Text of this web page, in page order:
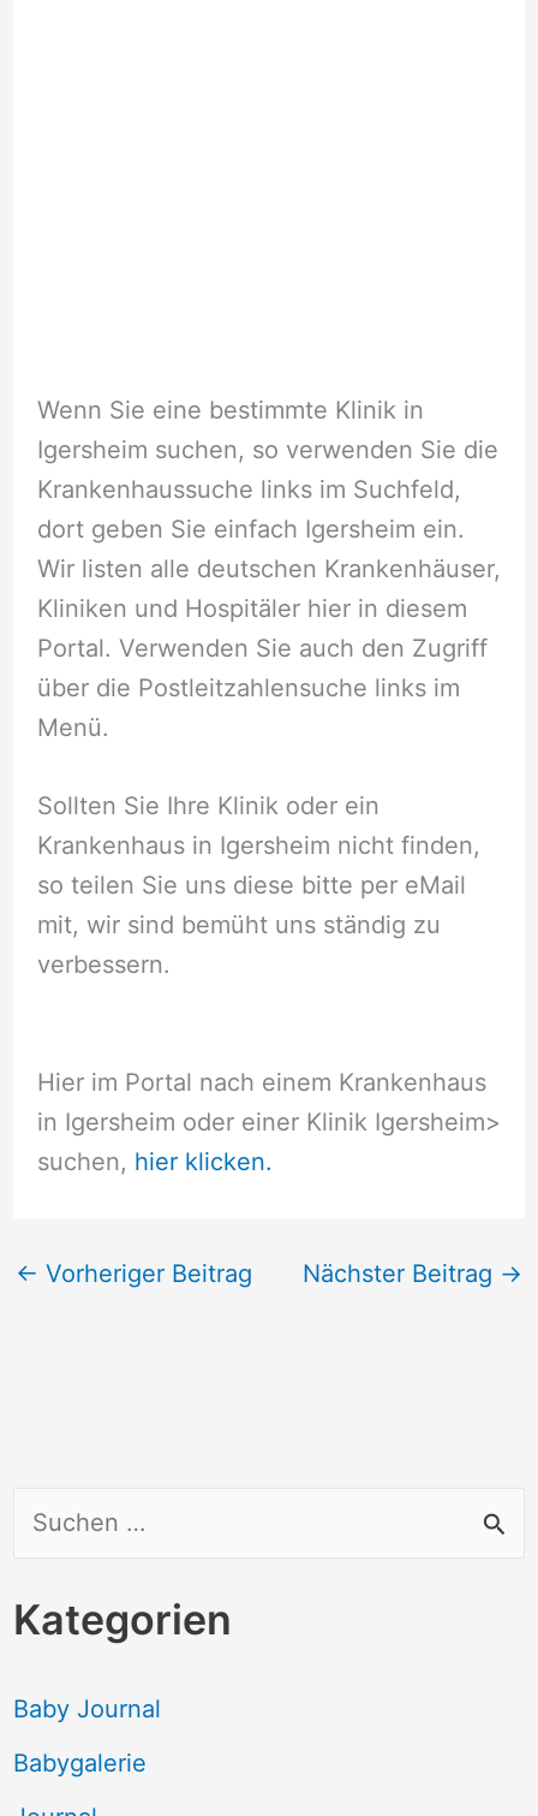
c
e
n
Kategorien
Baby Journal
Babygalerie
Wenn Sie eine bestimmte Klinik in
Igersheim suchen, so verwenden Sie die
Krankenhaussuche links im Suchfeld,
dort geben Sie einfach Igersheim ein.
Wir listen alle deutschen Krankenhäuser,
Kliniken und Hospitäler hier in diesem
Portal. Verwenden Sie auch den Zugriff
über die Postleitzahlensuche links im
Menü.
Sollten Sie Ihre Klinik oder ein
Krankenhaus in Igersheim nicht finden,
so teilen Sie uns diese bitte per eMail
mit, wir sind bemüht uns ständig zu
verbessern.
Hier im Portal nach einem Krankenhaus
in Igersheim oder einer Klinik Igersheim>
suchen, hier klicken.
← Vorheriger Beitrag Nächster Beitrag →